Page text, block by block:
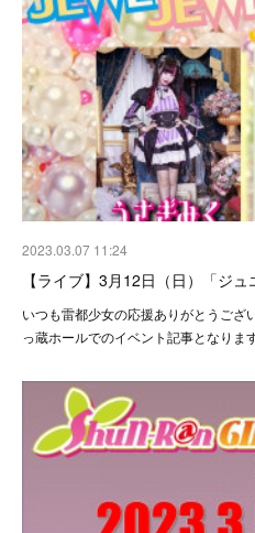
2023.03.07 11:24
【ライブ】3月12日（日）「ジ
いつも雷都少女の応援ありがとうござ
っ蔵ホールでのイベント記事となり